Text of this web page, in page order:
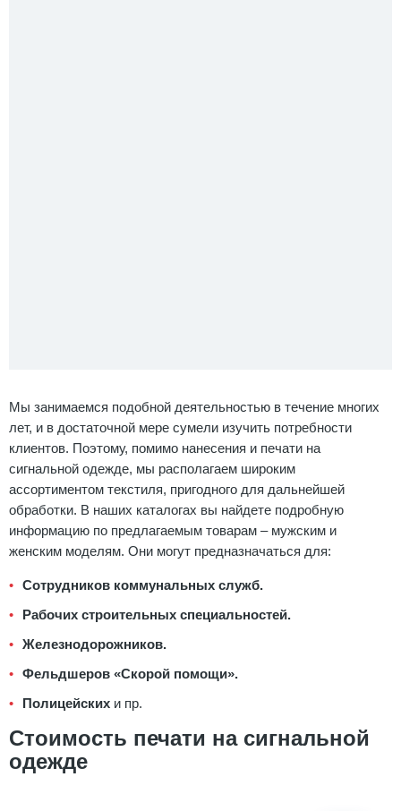
Мы занимаемся подобной деятельностью в течение многих
лет, и в достаточной мере сумели изучить потребности
клиентов. Поэтому, помимо нанесения и печати на
сигнальной одежде, мы располагаем широким
ассортиментом текстиля, пригодного для дальнейшей
обработки. В наших каталогах вы найдете подробную
информацию по предлагаемым товарам – мужским и
женским моделям. Они могут предназначаться для:
Сотрудников коммунальных служб.
Рабочих строительных специальностей.
Железнодорожников.
Фельдшеров «Скорой помощи».
Полицейских и пр.
Стоимость печати на сигнальной
одежде